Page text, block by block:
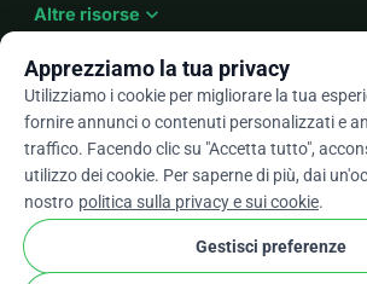
Altre risorse expand_more
It arrow_drop_down
★★★★★4,9 / 5 basato su oltre 500
Apprezziamo la tua privacy
Utilizziamo i cookie per migliorare la tua
fornire annunci o contenuti personalizzati e
traffico. Facendo clic su "Accetta tutto",
utilizzo dei cookie. Per saperne di più, dai
nostro politica sulla privacy e sui cookie.
Gestisci preferenze